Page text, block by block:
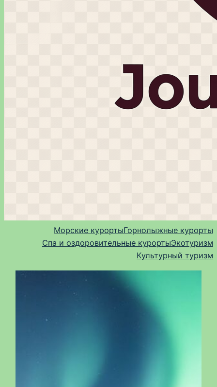
Морские курортыГорнолыжные курорты
Спа и оздоровительные курортыЭкотуризм
Культурный туризм